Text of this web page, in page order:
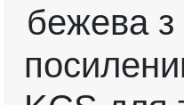
бежева з